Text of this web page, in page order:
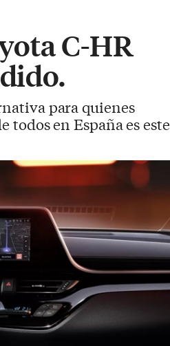
C-HR
para quienes
en España es este